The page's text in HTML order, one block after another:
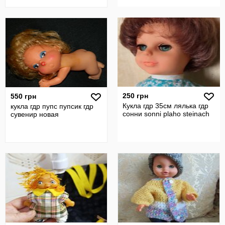
550 грн
кукла гдр пупс пупсик гдр
сувенир новая
250 грн
Кукла гдр 35см лялька гдр
сонни sonni plaho steinach